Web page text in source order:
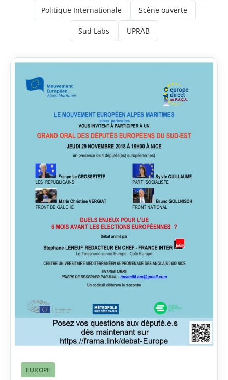
Politique Internationale Scène ouverte
Sud Labs UPRAB
EUROPE